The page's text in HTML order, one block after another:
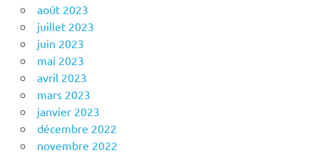
août 2023
juillet 2023
juin 2023
mai 2023
avril 2023
mars 2023
janvier 2023
décembre 2022
novembre 2022